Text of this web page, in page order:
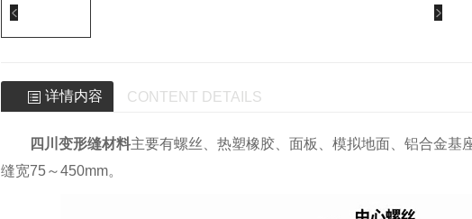
详情内容 CONTENT DETAILS
四川变形缝材料主要有螺丝、热塑橡胶、面板、模拟地面、铝合金基
缝宽75～450mm。